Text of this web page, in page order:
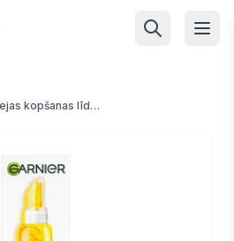
Sejas kopšanas līdzekļi un kosmētika